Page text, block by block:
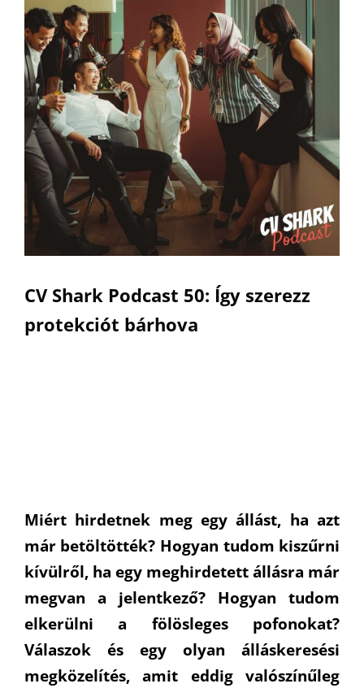
Image
CV Shark Podcast 50: Így szerezz
protekciót bárhova
Miért hirdetnek meg egy állást, ha azt
már betöltötték? Hogyan tudom kiszűrni
kívülről, ha egy meghirdetett állásra már
megvan a jelentkező? Hogyan tudom
elkerülni a fölösleges pofonokat?
Válaszok és egy olyan álláskeresési
megközelítés, amit eddig valószínűleg